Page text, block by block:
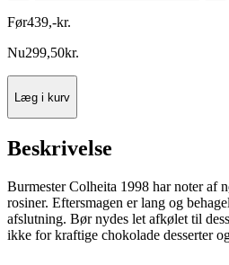
Før439,-kr.
Nu299,50kr.
Læg i kurv
Beskrivelse
Burmester Colheita 1998 har noter af
rosiner. Eftersmagen er lang og
afslutning. Bør nydes let afkølet til
ikke for kraftige chokolade desserter